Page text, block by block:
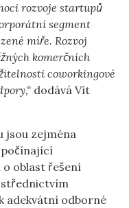
rozvoje startupů
segment
míře. Rozvoj
komerčních
coworkingové
dodává Vít
jsou zejména
oblast řešení
adekvátní odborné